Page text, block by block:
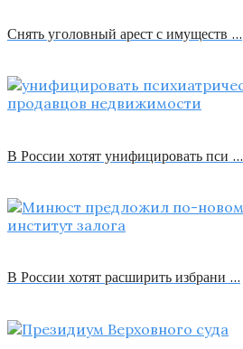
Снять уголовный арест с имуществ …
В России хотят унифицировать пси …
В России хотят расширить избрани …